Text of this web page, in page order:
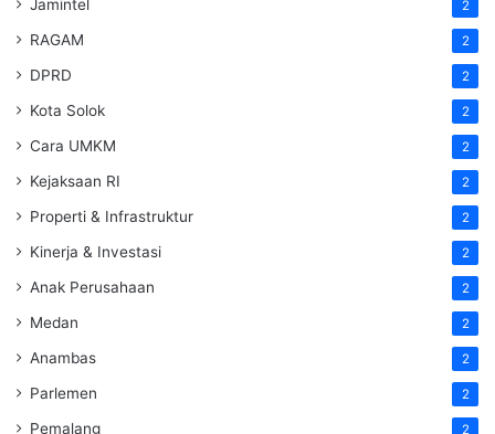
Jamintel 2
RAGAM 2
DPRD 2
Kota Solok 2
Cara UMKM 2
Kejaksaan RI 2
Properti & Infrastruktur 2
Kinerja & Investasi 2
Anak Perusahaan 2
Medan 2
Anambas 2
Parlemen 2
Pemalang 2